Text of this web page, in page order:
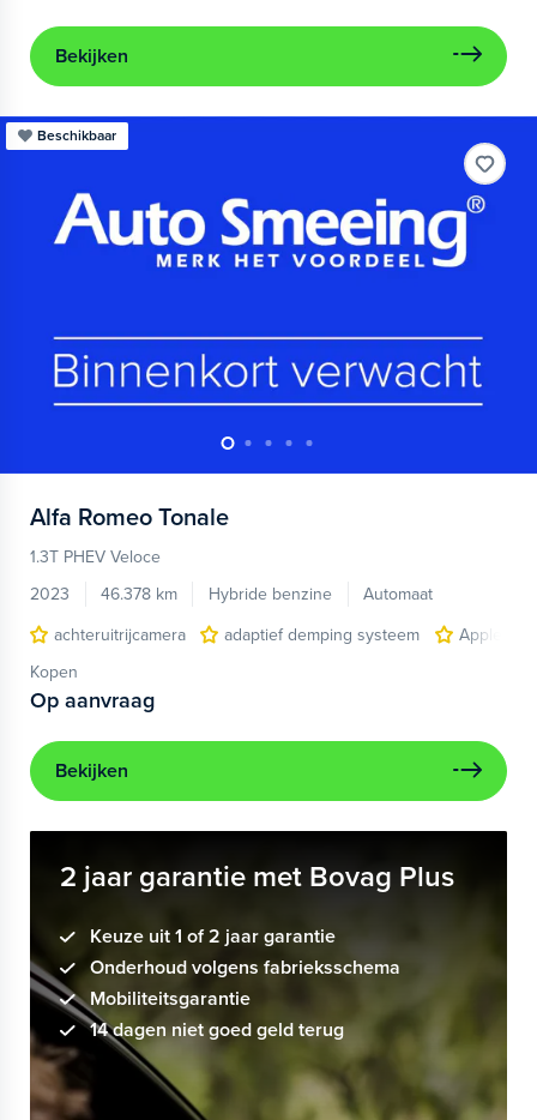
Bekijken
Beschikbaar
Alfa Romeo Tonale
1.3T PHEV Veloce
2023
46.378 km Hybride benzine
Automaat
achteruitrijcamera
adaptief demping systeem
Apple
Kopen
Op aanvraag
Bekijken
2 jaar garantie met Bovag Plus
Keuze uit 1 of 2 jaar garantie
Onderhoud volgens fabrieksschema
Mobiliteitsgarantie
14 dagen niet goed geld terug